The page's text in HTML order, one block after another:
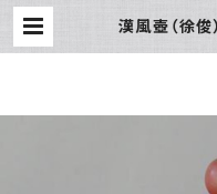
漢風壺（徐